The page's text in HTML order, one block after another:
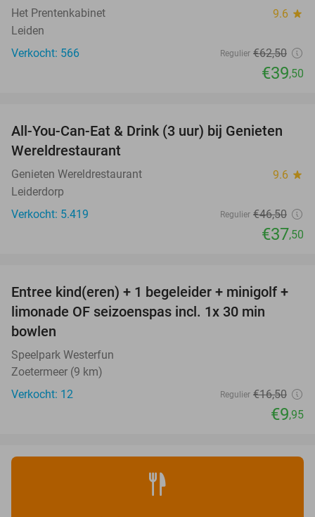
Het Prentenkabinet 9.6 star
Leiden
Verkocht: 566
Regulier €62,50
€39,50
19%
All-You-Can-Eat & Drink (3 uur) bij Genieten
Wereldrestaurant
Genieten Wereldrestaurant 9.6 star
Leiderdorp
Verkocht: 5.419
Regulier €46,50
€37,50
40%
TODAY
Entree kind(eren) + 1 begeleider + minigolf +
limonade OF seizoenspas incl. 1x 30 min
bowlen
Speelpark Westerfun
Zoetermeer (9 km)
Verkocht: 12
Regulier €16,50
€9,95